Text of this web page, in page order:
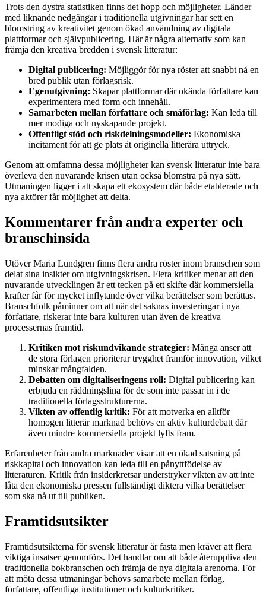
Trots den dystra statistiken finns det hopp och möjligheter. Länder
med liknande nedgångar i traditionella utgivningar har sett en
blomstring av kreativitet genom ökad användning av digitala
plattformar och självpublicering. Här är några alternativ som kan
främja den kreativa bredden i svensk litteratur:
Digital publicering: Möjliggör för nya röster att snabbt nå en
bred publik utan förlagsrisk.
Egenutgivning: Skapar plattformar där okända författare kan
experimentera med form och innehåll.
Samarbeten mellan författare och småförlag: Kan leda till
mer modiga och nyskapande projekt.
Offentligt stöd och riskdelningsmodeller: Ekonomiska
incitament för att ge plats åt originella litterära uttryck.
Genom att omfamna dessa möjligheter kan svensk litteratur inte bara
överleva den nuvarande krisen utan också blomstra på nya sätt.
Utmaningen ligger i att skapa ett ekosystem där både etablerade och
nya aktörer får möjlighet att delta.
Kommentarer från andra experter och
branschinsida
Utöver Maria Lundgren finns flera andra röster inom branschen som
delat sina insikter om utgivningskrisen. Flera kritiker menar att den
nuvarande utvecklingen är ett tecken på ett skifte där kommersiella
krafter får för mycket inflytande över vilka berättelser som berättas.
Branschfolk påminner om att när det saknas investeringar i nya
författare, riskerar inte bara kulturen utan även de kreativa
processernas framtid.
Kritiken mot riskundvikande strategier: Många anser att
de stora förlagen prioriterar trygghet framför innovation, vilket
minskar mångfalden.
Debatten om digitaliseringens roll: Digital publicering kan
erbjuda en räddningslina för de som inte passar in i de
traditionella förlagsstrukturerna.
Vikten av offentlig kritik: För att motverka en alltför
homogen litterär marknad behövs en aktiv kulturdebatt där
även mindre kommersiella projekt lyfts fram.
Erfarenheter från andra marknader visar att en ökad satsning på
riskkapital och innovation kan leda till en pånyttfödelse av
litteraturen. Kritik från insiderkretsar understryker vikten av att inte
låta den ekonomiska pressen fullständigt diktera vilka berättelser
som ska nå ut till publiken.
Framtidsutsikter
Framtidsutsikterna för svensk litteratur är fasta men kräver att flera
viktiga insatser genomförs. Det handlar om att både återuppliva den
traditionella bokbranschen och främja de nya digitala arenorna. För
att möta dessa utmaningar behövs samarbete mellan förlag,
författare, offentliga institutioner och kulturkritiker.